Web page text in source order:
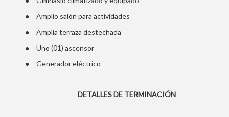
● Amplio salón para actividades
● Amplia terraza destechada
● Uno (01) ascensor
● Generador eléctrico
DETALLES DE TERMINACIÓN